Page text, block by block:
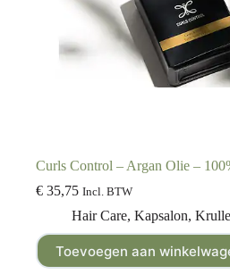
Curls Control – Argan Olie –
€ 35,75 Incl. BTW
Hair Care, Kapsalon,
Toevoegen aan